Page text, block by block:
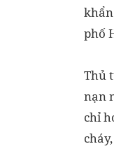
phố
Thủ
nạn
chỉ